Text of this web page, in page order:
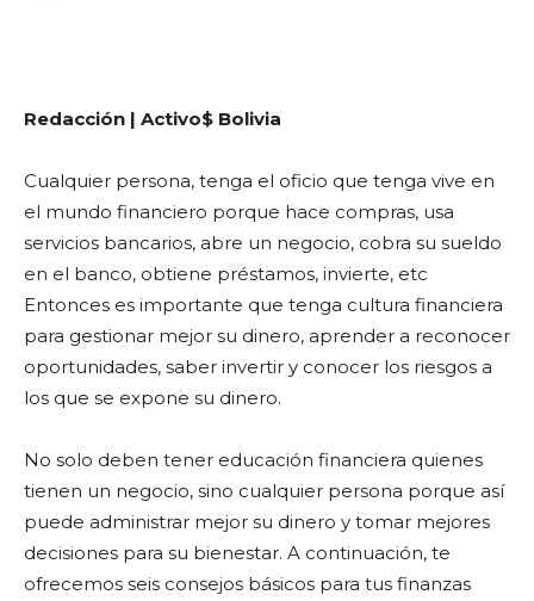
Redacción | Activo$ Bolivia
Cualquier persona, tenga el oficio que tenga vive en
el mundo financiero porque hace compras, usa
servicios bancarios, abre un negocio, cobra su sueldo
en el banco, obtiene préstamos, invierte, etc
Entonces es importante que tenga cultura financiera
para gestionar mejor su dinero, aprender a reconocer
oportunidades, saber invertir y conocer los riesgos a
los que se expone su dinero.
No solo deben tener educación financiera quienes
tienen un negocio, sino cualquier persona porque así
puede administrar mejor su dinero y tomar mejores
decisiones para su bienestar. A continuación, te
ofrecemos seis consejos básicos para tus finanzas